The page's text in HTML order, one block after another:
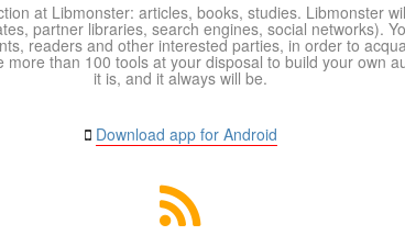
at Libmonster: articles, books, studies. Libmonster
partner libraries, search engines, social networks).
readers and other interested parties, in order to
than 100 tools at your disposal to build your own
it is, and it always will be.
Download app for Android